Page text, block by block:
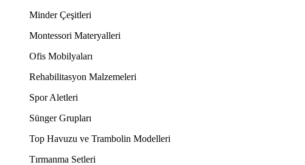
Minder Çeşitleri
Montessori Materyalleri
Ofis Mobilyaları
Rehabilitasyon Malzemeleri
Spor Aletleri
Sünger Grupları
Top Havuzu ve Trambolin Modelleri
Tırmanma Setleri